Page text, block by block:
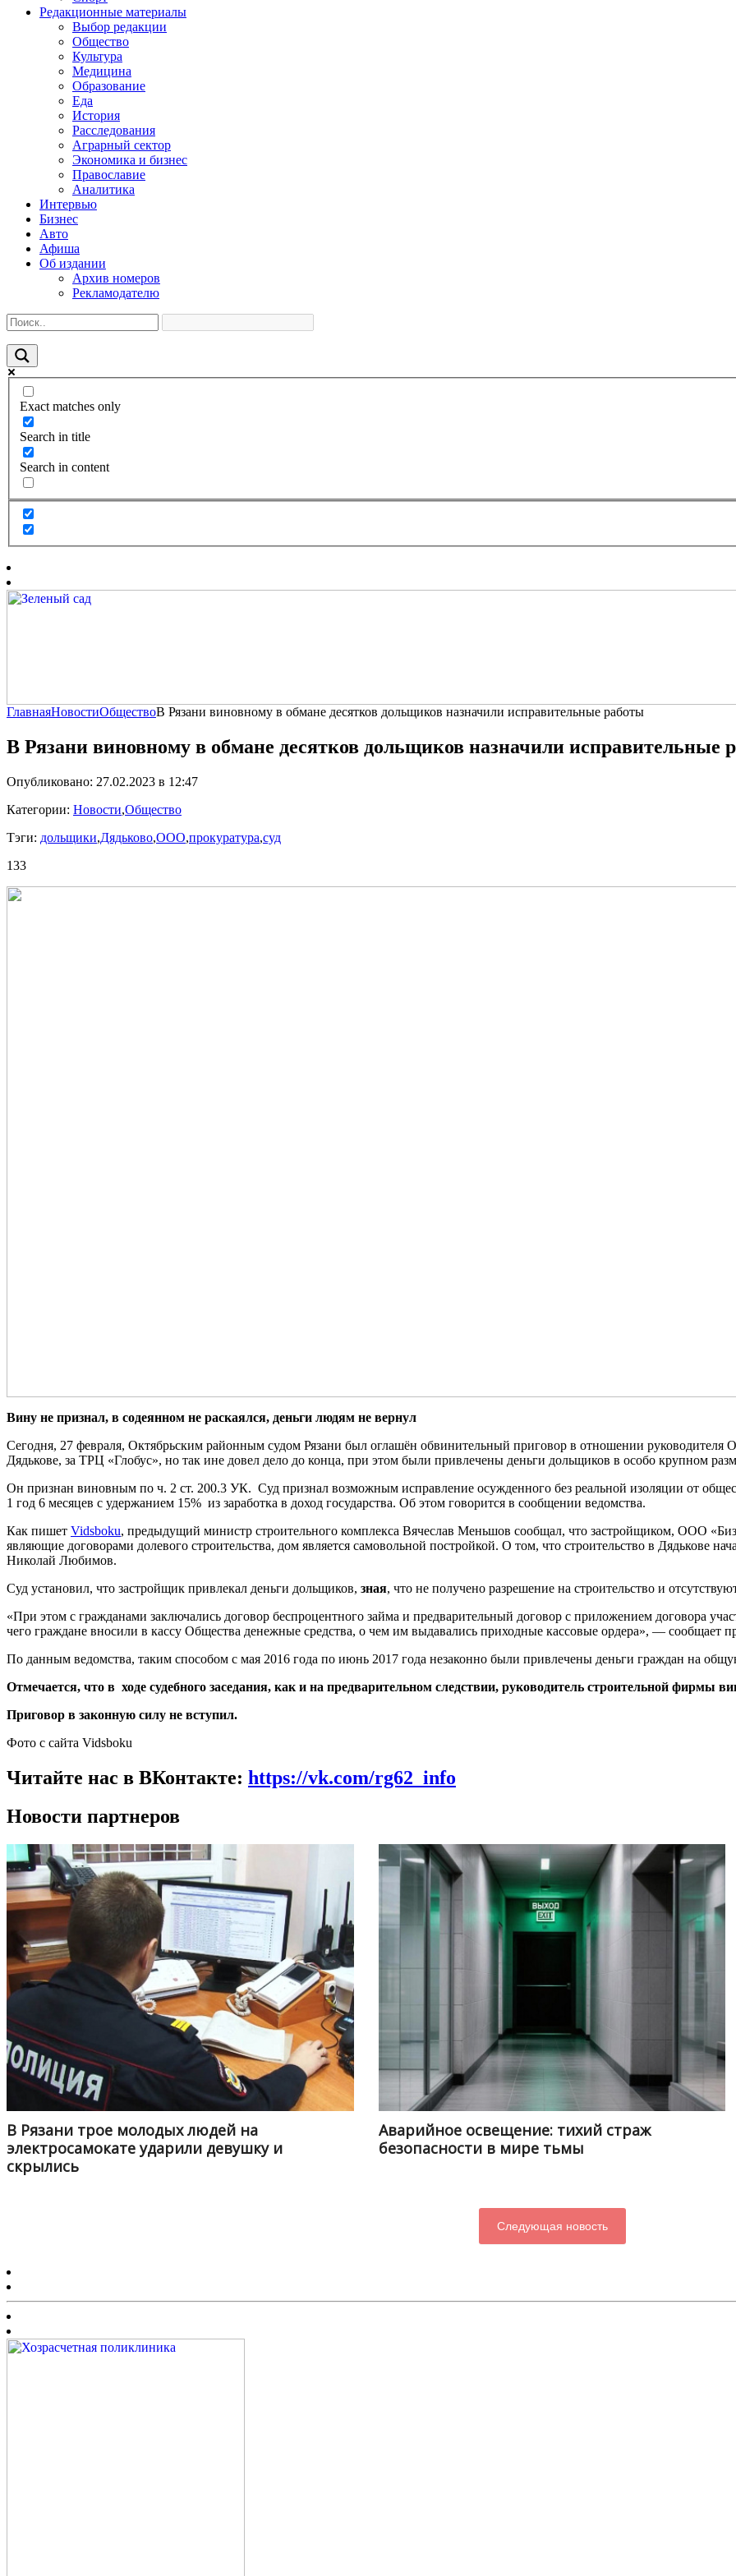
Редакционные материалы
Выбор редакции
Общество
Культура
Медицина
Образование
Еда
История
Расследования
Аграрный сектор
Экономика и бизнес
Православие
Аналитика
Интервью
Бизнес
Авто
Афиша
Об издании
Архив номеров
Рекламодателю
Exact matches only
Search in title
Search in content
ГлавнаяНовостиОбществоВ Рязани виновному в обмане десятков дольщиков назначили исправительные работы
В Рязани виновному в обмане десятков дольщиков назначили исправительные
Опубликовано: 27.02.2023 в 12:47
Категории: Новости,Общество
Тэги: дольщики,Дядьково,ООО,прокуратура,суд
133
Вину не признал, в содеянном не раскаялся, деньги людям не вернул
Сегодня, 27 февраля, Октябрьским районным судом Рязани был оглашён обвинительный приговор в отношении
Дядькове, за ТРЦ «Глобус», но так ине довел дело до конца, при этом были привлечены деньги дольщиков в особо крупном
Он признан виновным по ч. 2 ст. 200.3 УК. Суд признал возможным исправление осужденного без реальной изоляции от
1 год 6 месяцев с удержанием 15% из заработка в доход государства. Об этом говорится в сообщении ведомства.
Как пишет Vidsboku, предыдущий министр строительного комплекса Вячеслав Меньшов сообщал, что застройщиком, ООО
являющие договорами долевого строительства, дом является самовольной постройкой. О том, что строительство в Дядькове
Николай Любимов.
Суд установил, что застройщик привлекал деньги дольщиков, зная, что не получено разрешение на строительство и
«При этом с гражданами заключались договор беспроцентного займа и предварительный договор с приложением договора
чего граждане вносили в кассу Общества денежные средства, о чем им выдавались приходные кассовые ордера», — сообщает
По данным ведомства, таким способом с мая 2016 года по июнь 2017 года незаконно были привлечены деньги граждан на
Отмечается, что в ходе судебного заседания, как и на предварительном следствии, руководитель строительной фирмы
Приговор в законную силу не вступил.
Фото с сайта Vidsboku
Читайте нас в ВКонтакте: https://vk.com/rg62_info
Новости партнеров
В Рязани трое молодых людей на
электросамокате ударили девушку и
скрылись
Аварийное освещение: тихий страж
безопасности в мире тьмы
Следующая новость